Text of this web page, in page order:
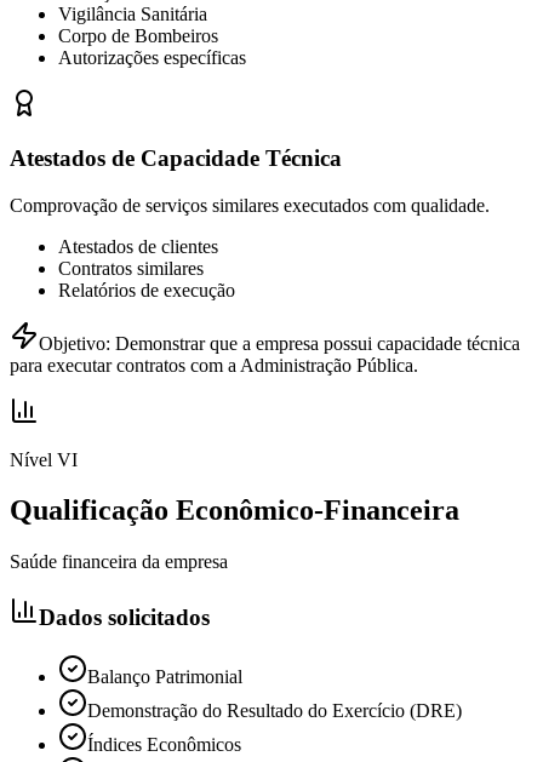
Vigilância Sanitária
Corpo de Bombeiros
Autorizações específicas
Atestados de Capacidade Técnica
Comprovação de serviços similares executados com qualidade.
Atestados de clientes
Contratos similares
Relatórios de execução
Objetivo: Demonstrar que a empresa possui capacidade técnica
para executar contratos com a Administração Pública.
Nível VI
Qualificação Econômico-Financeira
Saúde financeira da empresa
Dados solicitados
Balanço Patrimonial
Demonstração do Resultado do Exercício (DRE)
Índices Econômicos